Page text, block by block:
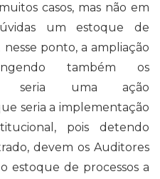
casos, mas não em
um estoque de
nesse ponto, a ampliação
também os
seria uma ação
seria a implementação
pois detendo
devem os Auditores
estoque de processos a